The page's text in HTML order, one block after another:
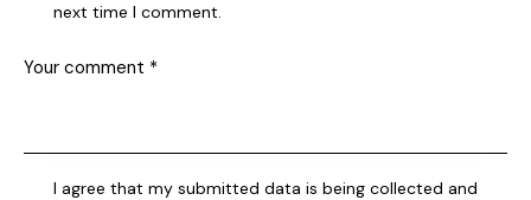
next time I comment.
I agree that my submitted data is being collected and